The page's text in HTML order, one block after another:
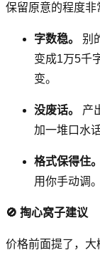
保留原意的程度非
字数稳。 别
变成1万5千
变。
没废话。
产
加一堆口水
格式保得住。
用你手动调。
🚫 掏心窝子建议
价格前面提了，